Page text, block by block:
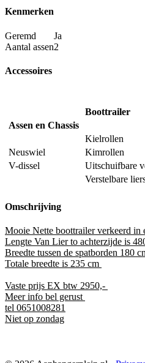
Kenmerken
Geremd
Ja
Aantal assen2
Accessoires
Assen en Chassis
Neuswiel
V-dissel
Boottrailer
Kielrollen
Kimrollen
Uitschuifbare
Verstelbare
Omschrijving
Mooie Nette boottrailer verkeerd in
Lengte Van Lier to achterzijde is
Breedte tussen de spatborden 180
Totale breedte is 235 cm
Vaste prijs EX btw 2950,-
Meer info bel gerust
tel 0651008281
Niet op zondag